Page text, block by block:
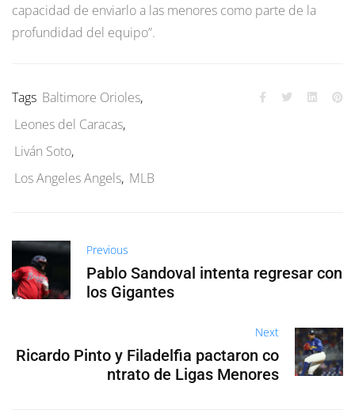
capacidad de enviarlo a las menores como parte de la
profundidad del equipo”.
Tags Baltimore Orioles,
Leones del Caracas,
Liván Soto,
Los Angeles Angels, MLB
Previous
Pablo Sandoval intenta regresar con
los Gigantes
Next
Ricardo Pinto y Filadelfia pactaron co
ntrato de Ligas Menores